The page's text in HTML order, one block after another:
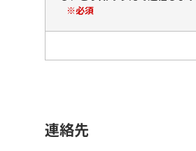
※必須
連絡先